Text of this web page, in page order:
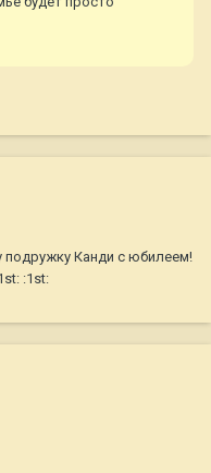
Канди с юбилеем!
:1st: